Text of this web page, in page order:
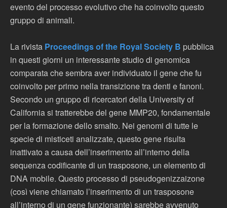
evento del processo evolutivo che ha coinvolto questo
gruppo di animali.
La rivista Proceedings of the Royal Society B pubblica
in questi giorni un interessante studio di genomica
comparata che sembra aver individuato il gene che fu
coinvolto per primo nella transizione tra denti e fanoni.
Secondo un gruppo di ricercatori della University of
California si tratterebbe del gene MMP20, fondamentale
per la formazione dello smalto. Nei genomi di tutte le
specie di misticeti analizzate, questo gene risulta
inattivato a causa dell’inserimento all’interno della
sequenza codificante di un trasposone, un elemento di
DNA mobile. Questo processo di pseudogenizzaizone
(così viene chiamato l’inserimento di un trasposone
all’interno di un gene funzionante) sarebbe avvenuto